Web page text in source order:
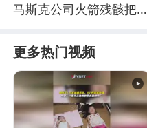
马斯克公司火箭残骸把月
更多热门视频